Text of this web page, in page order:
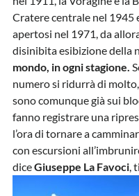
Cratere centrale nel 1945
apertosi nel 1971, da
disinibita esibizione della
mondo, in ogni stagione.
numero si ridurrà di
sono comunque già sui
fanno registrare una
l’ora di tornare a
con escursioni
diceGiuseppe La Favoci,